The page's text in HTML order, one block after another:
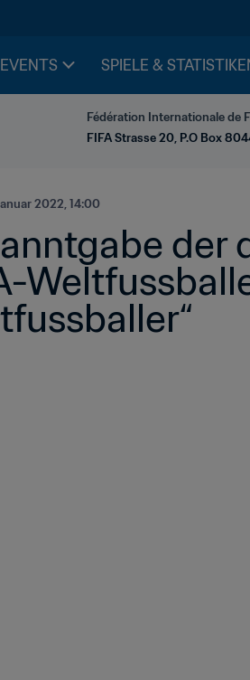
SPIELE &
Fédération Internationale de
FIFA Strasse 20, P.O Box
2022, 14:00
der